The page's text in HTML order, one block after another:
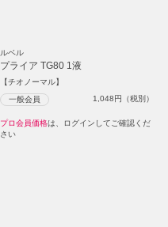
ルベル
プライア TG80 1液
【チオノーマル】
一般会員 1,048円（税別）
プロ会員価格は、ログインしてご確認くだ
さい